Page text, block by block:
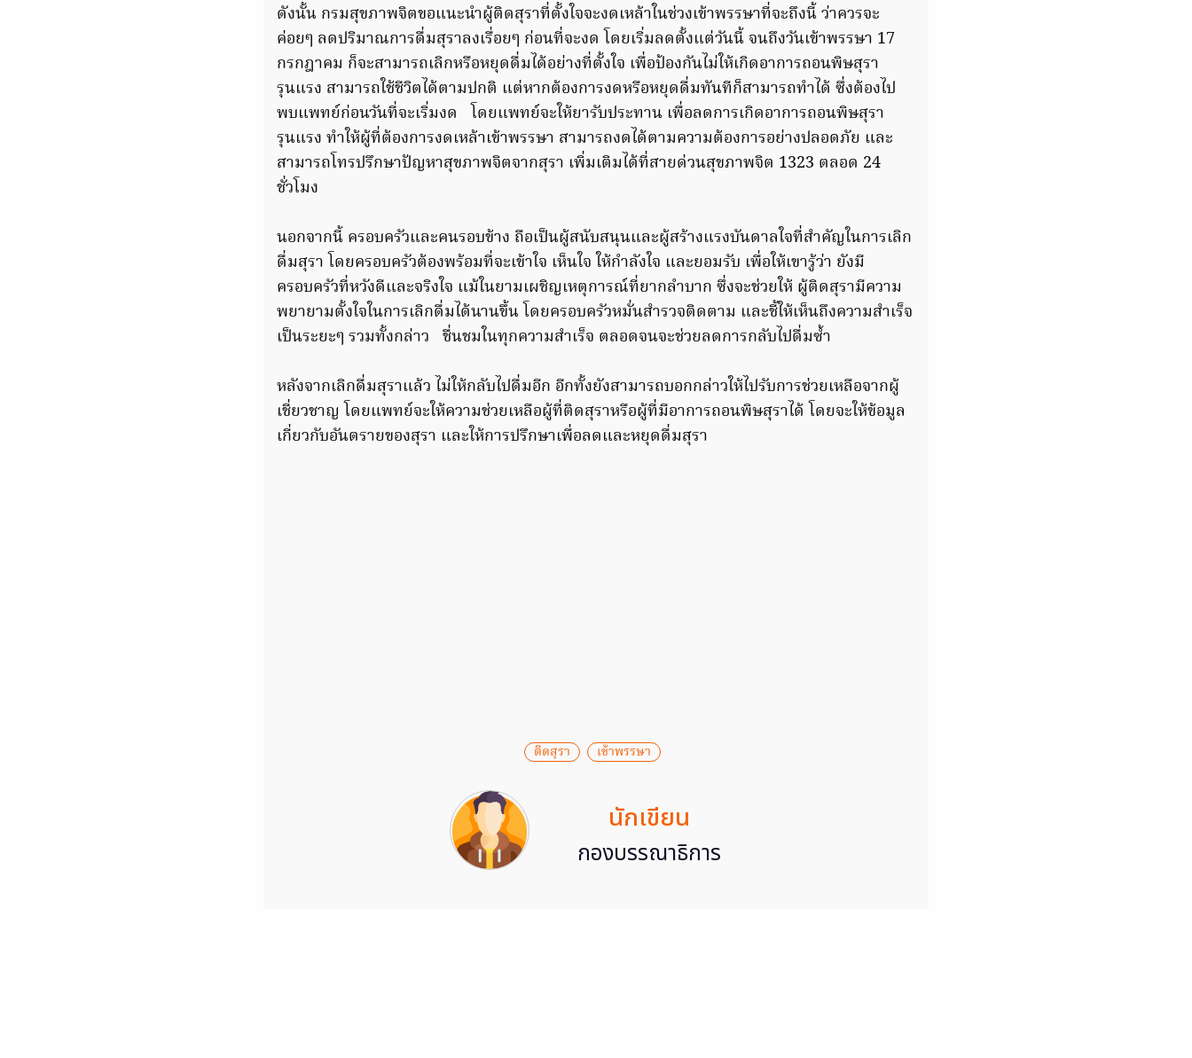
ดังนั้น กรมสุขภาพจิตขอแนะนำผู้ติดสุราที่ตั้งใจจะงดเหล้าในช่วงเข้าพรรษาที่จะถึงนี้ ว่าควรจะ
ค่อยๆ ลดปริมาณการดื่มสุราลงเรื่อยๆ ก่อนที่จะงด โดยเริ่มลดตั้งแต่วันนี้ จนถึงวันเข้าพรรษา 17
กรกฎาคม ก็จะสามารถเลิกหรือหยุดดื่มได้อย่างที่ตั้งใจ เพื่อป้องกันไม่ให้เกิดอาการถอนพิษสุรา
รุนแรง สามารถใช้ชีวิตได้ตามปกติ แต่หากต้องการงดหรือหยุดดื่มทันทีก็สามารถทำได้ ซึ่งต้องไป
พบแพทย์ก่อนวันที่จะเริ่มงด โดยแพทย์จะให้ยารับประทาน เพื่อลดการเกิดอาการถอนพิษสุรา
รุนแรง ทำให้ผู้ที่ต้องการงดเหล้าเข้าพรรษา สามารถงดได้ตามความต้องการอย่างปลอดภัย และ
สามารถโทรปรึกษาปัญหาสุขภาพจิตจากสุรา เพิ่มเติมได้ที่สายด่วนสุขภาพจิต 1323 ตลอด 24
ชั่วโมง
นอกจากนี้ ครอบครัวและคนรอบข้าง ถือเป็นผู้สนับสนุนและผู้สร้างแรงบันดาลใจที่สำคัญในการเลิก
ดื่มสุรา โดยครอบครัวต้องพร้อมที่จะเข้าใจ เห็นใจ ให้กำลังใจ และยอมรับ เพื่อให้เขารู้ว่า ยังมี
ครอบครัวที่หวังดีและจริงใจ แม้ในยามเผชิญเหตุการณ์ที่ยากลำบาก ซึ่งจะช่วยให้ ผู้ติดสุรามีความ
พยายามตั้งใจในการเลิกดื่มได้นานขึ้น โดยครอบครัวหมั่นสำรวจติดตาม และชี้ให้เห็นถึงความสำเร็จ
เป็นระยะๆ รวมทั้งกล่าว ชื่นชมในทุกความสำเร็จ ตลอดจนจะช่วยลดการกลับไปดื่มซ้ำ
หลังจากเลิกดื่มสุราแล้ว ไม่ให้กลับไปดื่มอีก อีกทั้งยังสามารถบอกกล่าวให้ไปรับการช่วยเหลือจากผู้
เชี่ยวชาญ โดยแพทย์จะให้ความช่วยเหลือผู้ที่ติดสุราหรือผู้ที่มีอาการถอนพิษสุราได้ โดยจะให้ข้อมูล
เกี่ยวกับอันตรายของสุรา และให้การปรึกษาเพื่อลดและหยุดดื่มสุรา
ติดสุรา เข้าพรรษา
นักเขียน
กองบรรณาธิการ